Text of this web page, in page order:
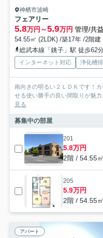
神栖市波崎
フェアリー
5.8万円～5.9万円 管理/共
54.55㎡ (2LDK) /築17年 /2階建
総武本線「銚子」駅 徒歩62
インターネット対応 浄化槽
南向きの明るい２ＬＤＫです！
せる使い勝手の良い間取りが魅
見る
募集中の部屋
201
5.8万円
2階 / 54.55
205
5.9万円
2階 / 54.55
アパート